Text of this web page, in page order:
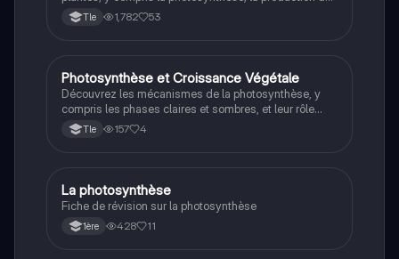
matière organique, et les mécanismes de
reproduction sexuée et asexuée. Ce résumé inclut
Tle 1,782 53
SVT
Photosynthèse et Croissance Végétale
Découvrez les mécanismes de la photosynthèse, y
compris les phases claires et sombres, et leur rôle
dans la production de matière organique et la
croissance des plantes. Ce résumé aborde les
Idéal pour les étudiants en SVT.
Tle 157 4
SVT
La photosynthèse
Fiche de révision sur la photosynthèse
1ère 428 11